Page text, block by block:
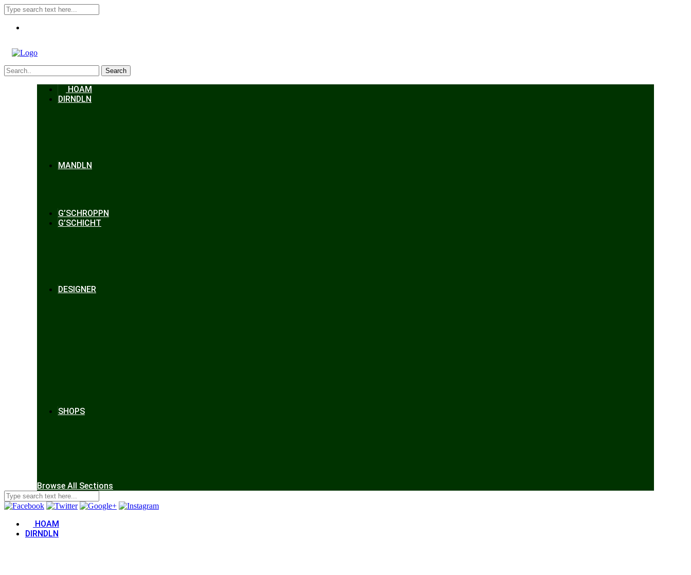
Search
HOAM
DIRNDLN
MANDLN
G’SCHROPPN
G’SCHICHT
DESIGNER
SHOPS
Browse All Sections
HOAM
DIRNDLN